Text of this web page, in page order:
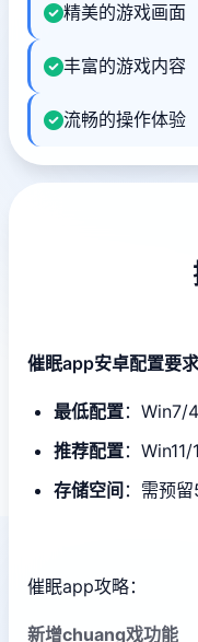
精美的游戏画面
丰富的游戏内容
流畅的操作体验
催眠app安卓配置要求
​最低配置​：Win7/
​推荐配置​：
​存储空间​ ：需预
催眠app攻略：
新增chuang戏功能